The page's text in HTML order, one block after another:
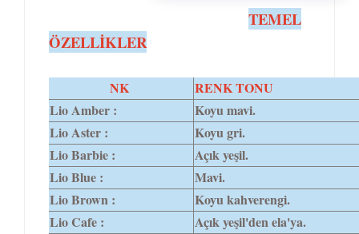
TEMEL
ÖZELLİKLER
NK
RENK TONU
Lio Amber :
Koyu mavi.
Lio Aster :
Koyu gri.
Lio Barbie :
Açık yeşil.
Lio Blue :
Mavi.
Lio Brown :
Koyu kahverengi.
Lio Cafe :
Açık yeşil'den ela'ya.